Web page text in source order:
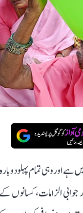
اور وہی تمام پہلو
الزامات، کسانوں کے